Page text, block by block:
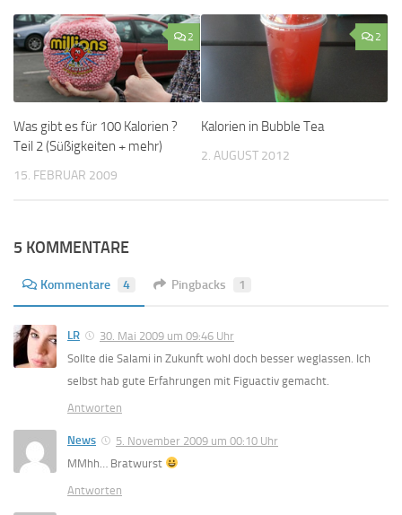
2
Was gibt es für 100 Kalorien ?
Teil 2 (Süßigkeiten + mehr)
15. FEBRUAR 2009
2
Kalorien in Bubble Tea
2. AUGUST 2012
5 KOMMENTARE
Kommentare 4 Pingbacks 1
LR
30. Mai 2009 um 09:46 Uhr
Sollte die Salami in Zukunft wohl doch besser weglassen. Ich
selbst hab gute Erfahrungen mit Figuactiv gemacht.
Antworten
News
5. November 2009 um 00:10 Uhr
MMhh… Bratwurst
Antworten